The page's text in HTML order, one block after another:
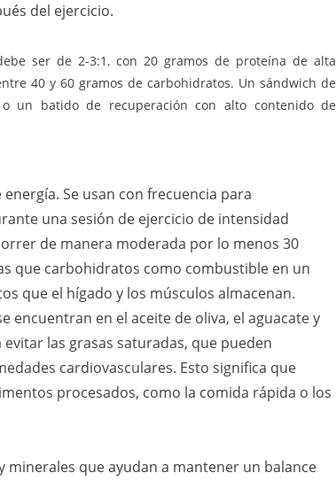
del ejercicio.
ser de 2-3:1, con 20 gramos de proteína de alta
40 y 60 gramos de carbohidratos. Un sándwich de
un batido de recuperación con alto contenido de
Se usan con frecuencia para
una sesión de ejercicio de intensidad
de manera moderada por lo menos 30
que carbohidratos como combustible en un
que el hígado y los músculos almacenan.
encuentran en el aceite de oliva, el aguacate y
las grasas saturadas, que pueden
cardiovasculares. Esto significa que
procesados, como la comida rápida o los
minerales que ayudan a mantener un balance